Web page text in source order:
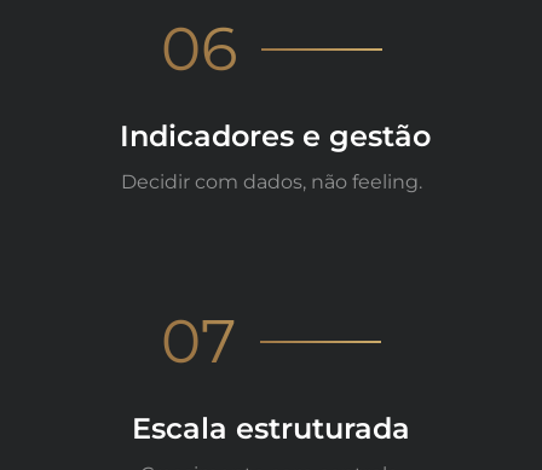
06
Indicadores e gestão
Decidir com dados, não feeling.
07
Escala estruturada